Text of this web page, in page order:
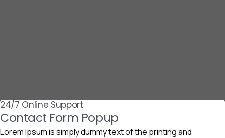
24/7 Online Support
Contact Form Popup
Lorem Ipsum is simply dummy text of the printing and